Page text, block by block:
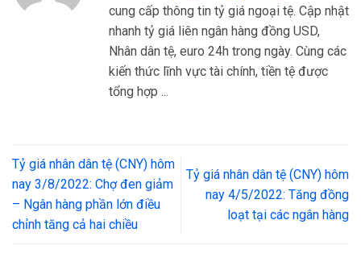
cung cấp thông tin tỷ giá ngoại tệ. Cập nhật
nhanh tỷ giá liên ngân hàng đồng USD,
Nhân dân tệ, euro 24h trong ngày. Cùng các
kiến thức lĩnh vực tài chính, tiền tệ được
tổng hợp ...
Tỷ giá nhân dân tệ (CNY) hôm
nay 3/8/2022: Chợ đen giảm
– Ngân hàng phần lớn điều
chỉnh tăng cả hai chiều
Tỷ giá nhân dân tệ (CNY) hôm
nay 4/5/2022: Tăng đồng
loạt tại các ngân hàng